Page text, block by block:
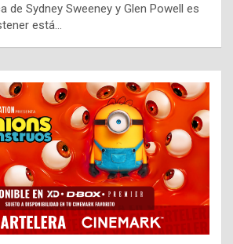
de Sydney Sweeney y Glen Powell es
está…